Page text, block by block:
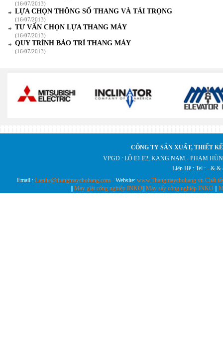
(16/07/2013)
LỰA CHỌN THÔNG SỐ THANG VÀ TẢI TRỌNG
(16/07/2013)
TƯ VẤN CHỌN LỰA THANG MÁY
(16/07/2013)
QUY TRÌNH BẢO TRÌ THANG MÁY
(16/07/2013)
CÔNG TY SẢN XUẤT, THIẾT
VPGD : LÔ E1.E2, KANG NAM - PHẠM
Liên Hệ : Tel : -
Email : Lienhe@thangmaychohang.com - Website: www.Thangmaychohang.vn Chất
Máy giặt công nghiệp INKO Máy sấy công nghiệp INKO